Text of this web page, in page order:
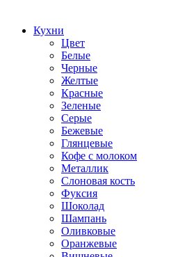
Кухни
Цвет
Белые
Черные
Желтые
Красные
Зеленые
Серые
Бежевые
Глянцевые
Кофе с молоком
Металлик
Слоновая кость
Фуксия
Шоколад
Шампань
Оливковые
Оранжевые